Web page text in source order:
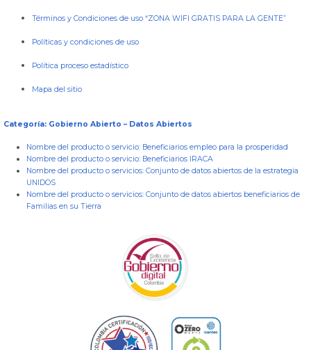
Términos y Condiciones de uso “ZONA WIFI GRATIS PARA LA GENTE”
Políticas y condiciones de uso
Política proceso estadístico
Mapa del sitio
Categoría: Gobierno Abierto – Datos Abiertos
Nombre del producto o servicio: Beneficiarios empleo para la prosperidad
Nombre del producto o servicio: Beneficiarios IRACA
Nombre del producto o servicios: Conjunto de datos abiertos de la estrategia
UNIDOS
Nombre del producto o servicios: Conjunto de datos abiertos beneficiarios de
Familias en su Tierra